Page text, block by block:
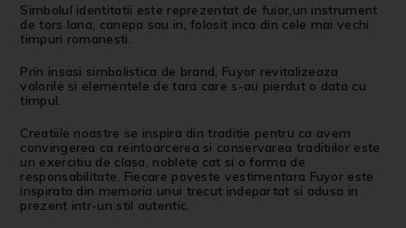
Simbolul identitatii este reprezentat de fuior,un instrument
de tors lana, canepa sau in, folosit inca din cele mai vechi
timpuri romanesti.
Prin insasi simbolistica de brand, Fuyor revitalizeaza
valorile si elementele de tara care s-au pierdut o data cu
timpul.
Creatiile noastre se inspira din traditie pentru ca avem
convingerea ca reintoarcerea si conservarea traditiilor este
un exercitiu de clasa, noblete cat si o forma de
responsabilitate. Fiecare poveste vestimentara Fuyor este
inspirata din memoria unui trecut indepartat si adusa in
prezent intr-un stil autentic.